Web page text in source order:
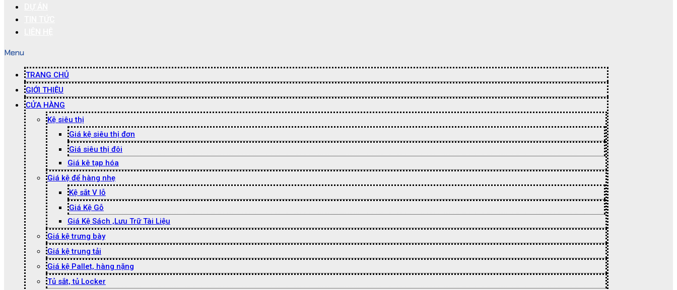
Menu
TRANG CHỦ
GIỚI THIỆU
CỬA HÀNG
Kệ siêu thị
Giá kệ siêu thị đơn
Giá siêu thị đôi
Giá kê tạp hóa
Giá kệ để hàng nhẹ
Kệ sắt V lỗ
Giá Kệ Gỗ
Giá Kệ Sách ,Lưu Trữ Tài Liệu
Giá kệ trưng bày
Giá kệ trung tải
Giá kệ Pallet, hàng nặng
Tủ sắt, tủ Locker